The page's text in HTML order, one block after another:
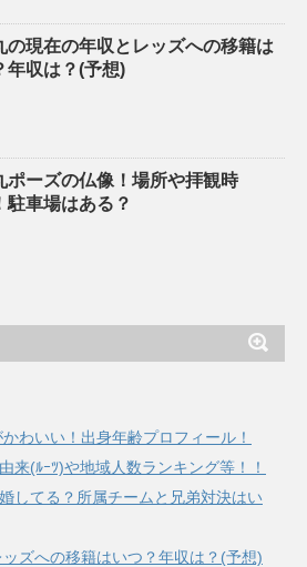
の現在の年収とレッズへの移籍は
年収は？(予想)
ポーズの仏像！場所や拝観時
駐車場はある？
わいい！出身年齢プロフィール！
来(ﾙｰﾂ)や地域人数ランキング等！！
してる？所属チームと兄弟対決はい
ズへの移籍はいつ？年収は？(予想)